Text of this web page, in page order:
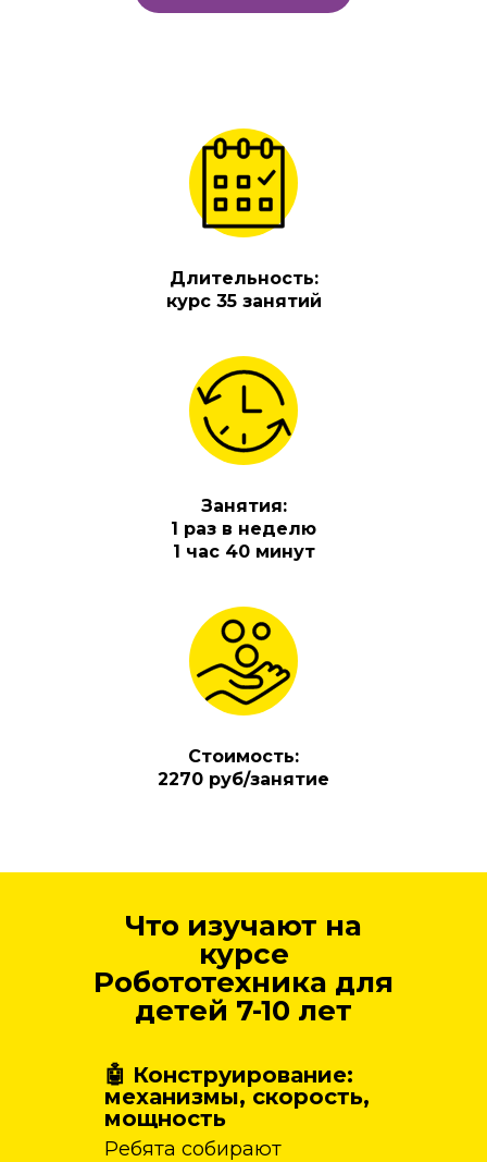
Длительность:
курс 35 занятий
Занятия:
1 раз в неделю
1 час 40 минут
Стоимость:
2270 руб/занятие
Что изучают на
курсе
Робототехника для
детей 7-10 лет
🤖 Конструирование:
механизмы, скорость,
мощность
Ребята собирают